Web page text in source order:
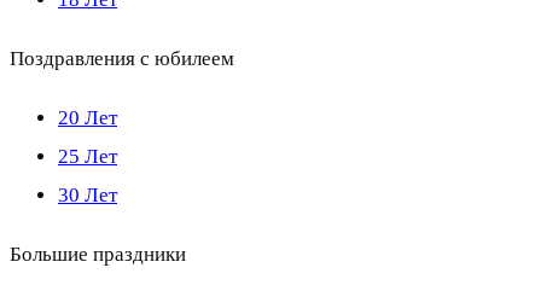
Поздравления с юбилеем
20 Лет
25 Лет
30 Лет
Большие праздники